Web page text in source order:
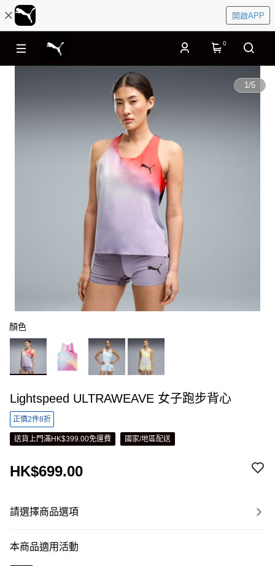
開啟APP
0
1/5
顏色
Lightspeed ULTRAWEAVE 女子跑步背心
正價2件8折
送貨上門滿HK$399.00免運費 國家/地區配送
HK$699.00
請選擇商品選項
本商品適用活動